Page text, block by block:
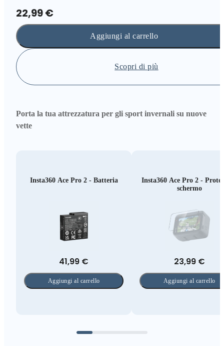
22,99 €
Scopri di più
Aggiungi al carrello
Porta la tua attrezzatura per gli sport invernali su nuove
vette
Insta360 Ace Pro 2 - Batteria
41,99 €
Aggiungi al carrello
Insta360 Ace Pro 2 -
schermo
23,99 €
Aggiungi al carrello